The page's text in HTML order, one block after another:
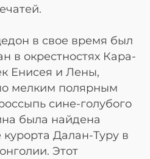
в свое время был
в окрестностях Кара-
Енисея и Лены,
мелким полярным
сине-голубого
была найдена
Далан-Туру в
Этот